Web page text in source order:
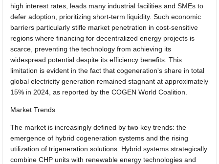
high interest rates, leads many industrial facilities and SMEs to
defer adoption, prioritizing short-term liquidity. Such economic
barriers particularly stifle market penetration in cost-sensitive
regions where financing for decentralized energy projects is
scarce, preventing the technology from achieving its
widespread potential despite its efficiency benefits. This
limitation is evident in the fact that cogeneration's share in total
global electricity generation remained stagnant at approximately
15% in 2024, as reported by the COGEN World Coalition.
Market Trends
The market is increasingly defined by two key trends: the
emergence of hybrid cogeneration systems and the rising
utilization of trigeneration solutions. Hybrid systems strategically
combine CHP units with renewable energy technologies and